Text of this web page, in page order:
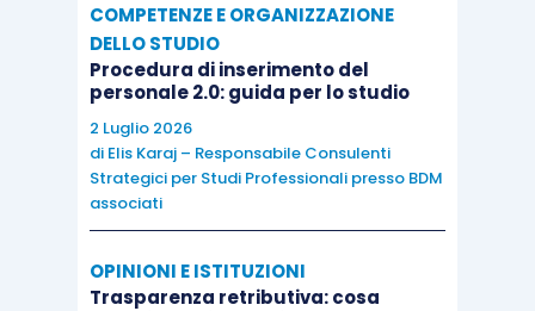
COMPETENZE E ORGANIZZAZIONE
DELLO STUDIO
Procedura di inserimento del
personale 2.0: guida per lo studio
2 Luglio 2026
di Elis Karaj – Responsabile Consulenti
Strategici per Studi Professionali presso BDM
associati
OPINIONI E ISTITUZIONI
Trasparenza retributiva: cosa